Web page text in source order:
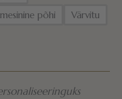
põhi
Värvitu